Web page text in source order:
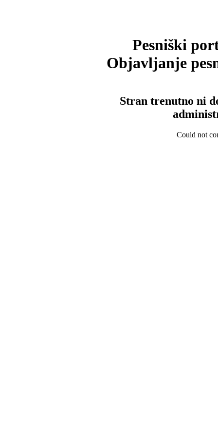
Pesniški
Objavljanje
Stran trenutno ni
Could not